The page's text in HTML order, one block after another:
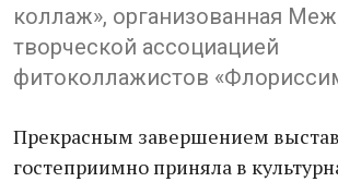
коллаж», организованная
творческой ассоциацией
фитоколлажистов
Прекрасным завершением
гостеприимно приняла в